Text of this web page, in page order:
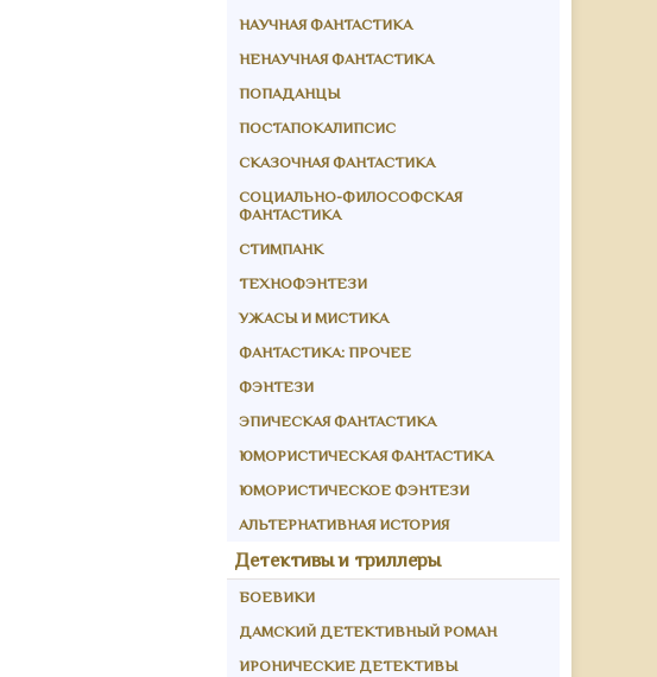
НАУЧНАЯ ФАНТАСТИКА
НЕНАУЧНАЯ ФАНТАСТИКА
ПОПАДАНЦЫ
ПОСТАПОКАЛИПСИС
СКАЗОЧНАЯ ФАНТАСТИКА
СОЦИАЛЬНО-ФИЛОСОФСКАЯ
ФАНТАСТИКА
СТИМПАНК
ТЕХНОФЭНТЕЗИ
УЖАСЫ И МИСТИКА
ФАНТАСТИКА: ПРОЧЕЕ
ФЭНТЕЗИ
ЭПИЧЕСКАЯ ФАНТАСТИКА
ЮМОРИСТИЧЕСКАЯ ФАНТАСТИКА
ЮМОРИСТИЧЕСКОЕ ФЭНТЕЗИ
АЛЬТЕРНАТИВНАЯ ИСТОРИЯ
Детективы и триллеры
БОЕВИКИ
ДАМСКИЙ ДЕТЕКТИВНЫЙ РОМАН
ИРОНИЧЕСКИЕ ДЕТЕКТИВЫ